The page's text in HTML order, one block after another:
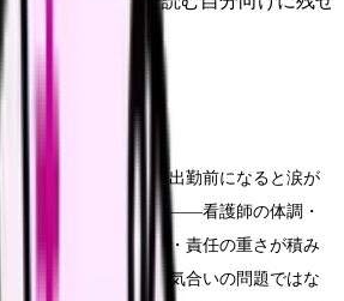
投稿文コピー
っても抜けない」「出勤前になると涙が
しようと眠れない」――看護師の体調・
務・夜勤・人間関係・責任の重さが積み
こりうるものです。気合いの問題ではな